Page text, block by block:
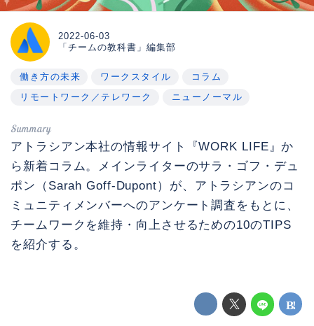
2022-06-03
「チームの教科書」編集部
働き方の未来 ワークスタイル
コラム
リモートワーク／テレワーク
ニューノーマル
アトラシアン本社の情報サイト『WORK LIFE』か
ら新着コラム。メインライターのサラ・ゴフ・デュ
ポン（Sarah Goff-Dupont）が、アトラシアンのコ
ミュニティメンバーへのアンケート調査をもとに、
チームワークを維持・向上させるための10のTIPS
を紹介する。